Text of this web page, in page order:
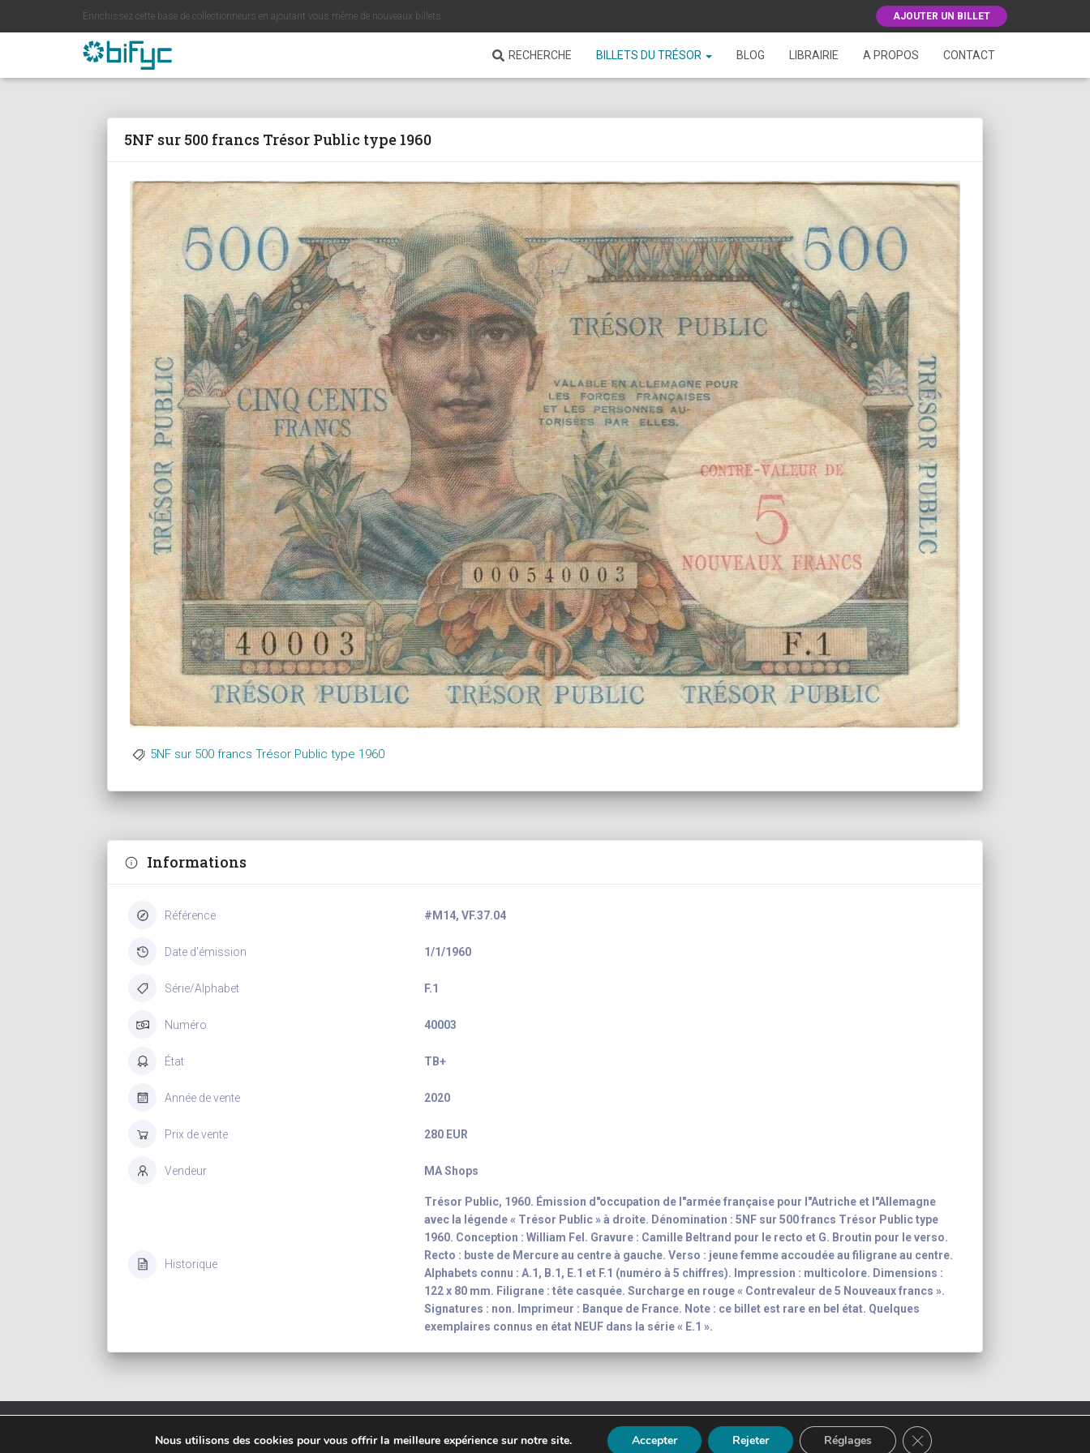
Enrichissez cette base de collectionneurs en ajoutant vous même de nouveaux billets AJOUTER UN BILLET
RECHERCHE BILLETS DU TRÉSOR BLOG LIBRAIRIE A PROPOS CONTACT
5NF sur 500 francs Trésor Public type 1960
5NF sur 500 francs Trésor Public type 1960
Informations
Référence #M14, VF.37.04
Date d'émission 1/1/1960
Série/Alphabet F.1
Numéro 40003
État TB+
Année de vente 2020
Prix de vente 280 EUR
Vendeur MA Shops
Historique
Trésor Public, 1960. Émission d"occupation de l"armée française pour l"Autriche et l"Allemagne
avec la légende « Trésor Public » à droite. Dénomination : 5NF sur 500 francs Trésor Public type
1960. Conception : William Fel. Gravure : Camille Beltrand pour le recto et G. Broutin pour le verso.
Recto : buste de Mercure au centre à gauche. Verso : jeune femme accoudée au filigrane au centre.
Alphabets connu : A.1, B.1, E.1 et F.1 (numéro à 5 chiffres). Impression : multicolore. Dimensions :
122 x 80 mm. Filigrane : tête casquée. Surcharge en rouge « Contrevaleur de 5 Nouveaux francs ».
Signatures : non. Imprimeur : Banque de France. Note : ce billet est rare en bel état. Quelques
exemplaires connus en état NEUF dans la série « E.1 ».
Copyright 2003 - 2026 Yann-Noël Hénon banknote inventory For your collection Mentions légales
Nous utilisons des cookies pour vous offrir la meilleure expérience sur notre site. Accepter Rejeter Réglages FERMER LA BANNIÈRE DES